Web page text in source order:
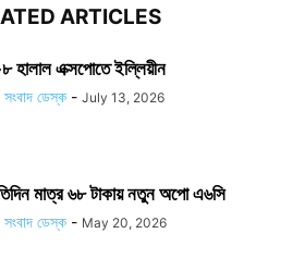
ARTICLES
হালাল এক্সপোতে ইল্লিয়ীন
সংবাদ ডেস্ক - July 13, 2026
মাত্র ৬৮ টাকায় নতুন অপো এ৬সি
সংবাদ ডেস্ক - May 20, 2026